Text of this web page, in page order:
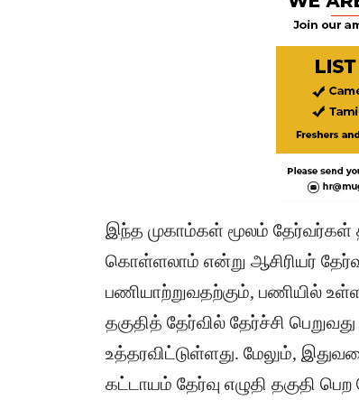
இந்த முகாம்கள் மூலம்
கொள்ளலாம் என்று ஆசிரியர்
பணியாற்றுவதற்கும், பணியில்
தகுதித் தேர்வில் தேர்ச்சி
உத்தரவிட்டுள்ளது. மேலும்,
கட்டாயம் தேர்வு எழுதி தகுதி